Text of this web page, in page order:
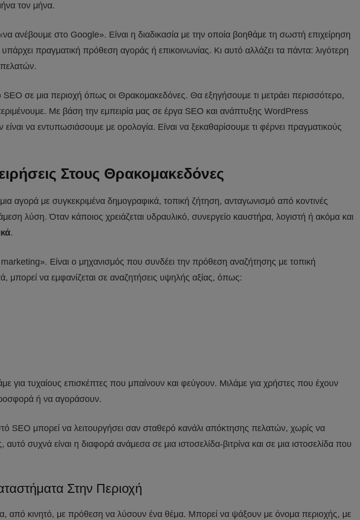
τον μήνα.
ανέβουμε στο Google». Είναι η διαδικασία με την οποία βοηθάμε τη σωστή επιχείρηση
πραγματική πρόθεση αγοράς ή επικοινωνίας. Κι αυτό αλλάζει τα πάντα: λιγότερη
SEO σε μια περιοχή όπως οι Θρακομακεδόνες. Θα εξηγήσουμε τι μετράει περισσότερο,
Με βάση την εμπειρία μας σε έργα SEO και ανάπτυξης WordPress
να εντυπωσιάσουμε με ορολογία. Είναι να ξεκαθαρίσουμε τι φέρνει πραγματικούς
Στους Θρακομακεδόνες
αγορά με συγκεκριμένα δημογραφικά, τοπική ζήτηση, ανταγωνισμό από κοντινές
λύση. Όταν κάποιος χρειάζεται υδραυλικό, συνεργείο καυστήρα, λογιστή ή ακόμα και
.
Είναι ο μηχανισμός που συνδέει την πρόθεση αναζήτησης με τοπική
μπορεί να εμφανίζεται σε αναζητήσεις υψηλής αξίας, όπως:
για τυχαίους επισκέπτες που μπαίνουν και φεύγουν. Μιλάμε για χρήστες που έχουν
ή να αγοράσουν.
SEO μπορεί να λειτουργήσει σαν σταθερό κανάλι απόκτησης πελατών, χωρίς να
συχνά είναι η διαφορά ανάμεσα σε μια ιστοσελίδα-βιτρίνα και σε μια ιστοσελίδα που
Στην Περιοχή
από κινητό, με πρόθεση να λύσουν ένα θέμα. Μπορεί να ψάξουν με όνομα περιοχής, με